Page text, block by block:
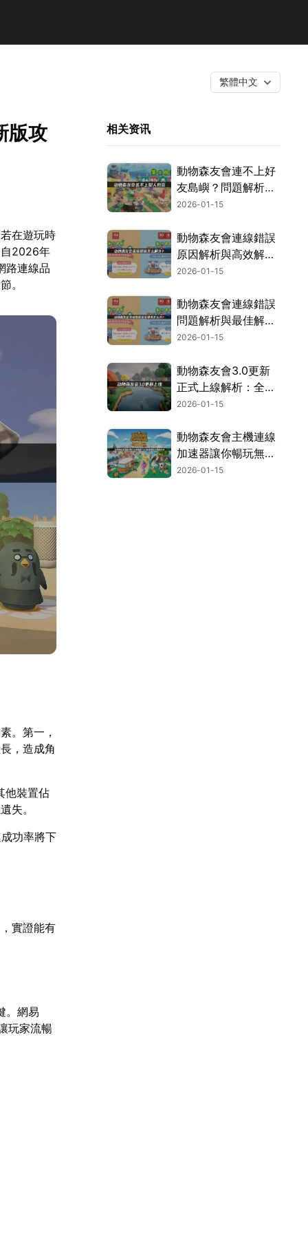
繁體中文
版攻
在遊玩時
自2026年
路連線品
。
。第一，
，造成角
他裝置佔
失。
功率將下
實證能有
。網易
玩家流暢
相关资讯
動物森友會連不上好
友島嶼？問題解析與
UU加速器解決方案
2026-01-15
動物森友會連線錯誤
原因解析與高效解決
方案大公開！
2026-01-15
動物森友會連線錯誤
問題解析與最佳解決
方案！
2026-01-15
動物森友會3.0更新
正式上線解析：全新
玩法與連線網路優化
2026-01-15
動物森友會主機連線
加速器讓你暢玩無
阻！
2026-01-15